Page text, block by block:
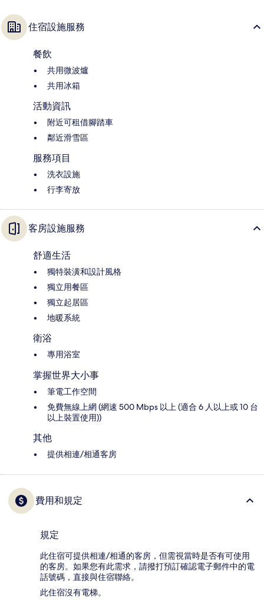
住宿設施服務
餐飲
共用微波爐
共用冰箱
活動資訊
附近可租借腳踏車
鄰近滑雪區
服務項目
洗衣設施
行李寄放
客房設施服務
舒適生活
獨特裝潢和設計風格
獨立用餐區
獨立起居區
地暖系統
衛浴
專用浴室
掌握世界大小事
筆電工作空間
免費無線上網 (網速 500 Mbps 以上 (適合 6 人以上或 10 台
以上裝置使用))
其他
提供相連/相通客房
費用和規定
規定
此住宿可提供相連/相通的客房，但需視當時是否有可使用
的客房。如果您有此需求，請撥打預訂確認電子郵件中的電
話號碼，直接與住宿聯絡。
此住宿沒有電梯。